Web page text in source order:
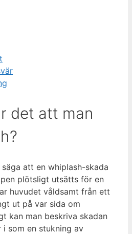
det att man
att en whiplash-skada
plötsligt utsätts för en
huvudet våldsamt från ett
ut på var sida om
kan man beskriva skadan
som en stukning av